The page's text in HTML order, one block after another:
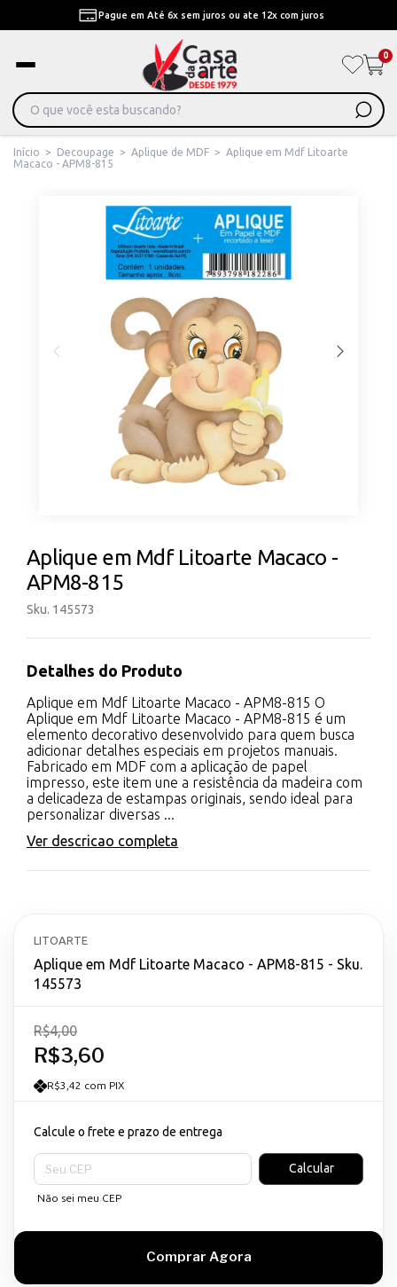
Pague em Até 6x sem juros ou ate 12x com juros
0
Início > Decoupage > Aplique de MDF > Aplique em Mdf Litoarte
Macaco - APM8-815
Aplique em Mdf Litoarte Macaco -
APM8-815
Sku. 145573
Detalhes do Produto
Aplique em Mdf Litoarte Macaco - APM8-815 O
Aplique em Mdf Litoarte Macaco - APM8-815 é um
elemento decorativo desenvolvido para quem busca
adicionar detalhes especiais em projetos manuais.
Fabricado em MDF com a aplicação de papel
impresso, este item une a resistência da madeira com
a delicadeza de estampas originais, sendo ideal para
personalizar diversas ...
Ver descricao completa
LITOARTE
Aplique em Mdf Litoarte Macaco - APM8-815 - Sku.
145573
R$3,60
R$4,00
R$3,42 com PIX
Calcule o frete e prazo de entrega
Entregas para o CEP:
Calcular
Não sei meu CEP